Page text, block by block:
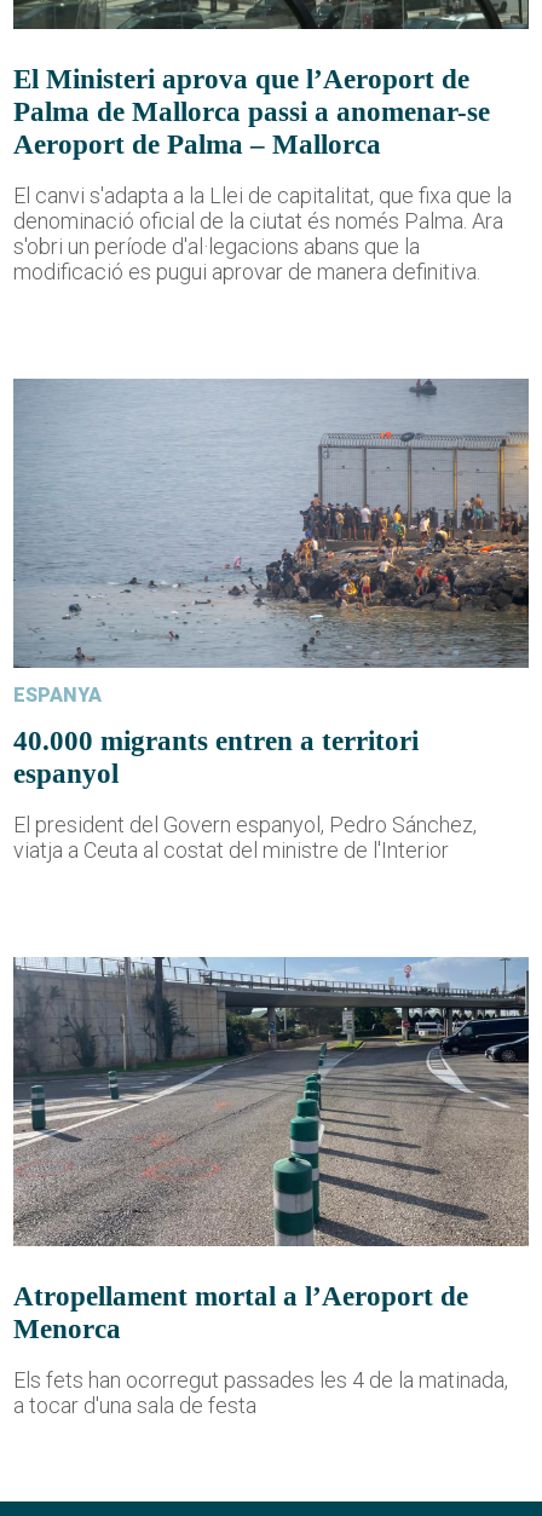
El Ministeri aprova que l’Aeroport de
Palma de Mallorca passi a anomenar-se
Aeroport de Palma – Mallorca
El canvi s'adapta a la Llei de capitalitat, que fixa que la
denominació oficial de la ciutat és només Palma. Ara
s'obri un període d'al·legacions abans que la
modificació es pugui aprovar de manera definitiva.
ESPANYA
40.000 migrants entren a territori
espanyol
El president del Govern espanyol, Pedro Sánchez,
viatja a Ceuta al costat del ministre de l'Interior
Atropellament mortal a l’Aeroport de
Menorca
Els fets han ocorregut passades les 4 de la matinada,
a tocar d'una sala de festa